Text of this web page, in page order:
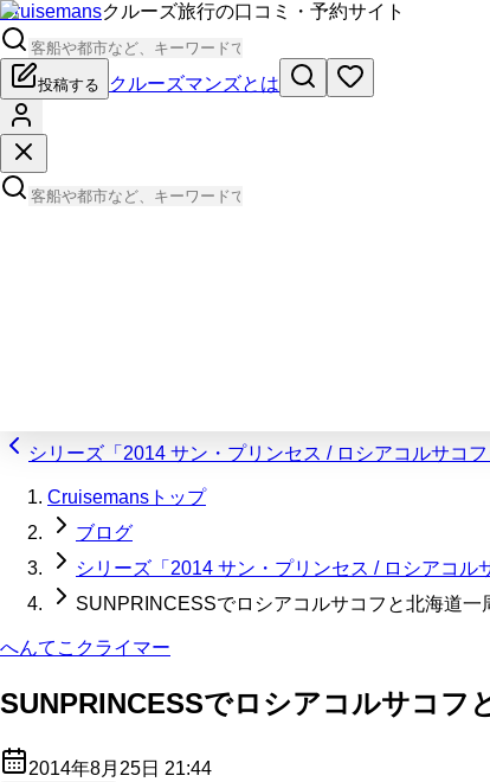
Cruisemansクルーズ旅行の口コミ・予約サイト
投稿する クルーズマンズとは
シリーズ「2014 サン・プリンセス / ロシアコルサコ
Cruisemansトップ
ブログ
シリーズ「2014 サン・プリンセス / ロシアコル
SUNPRINCESSでロシアコルサコフと北海道
へんてこクライマー
SUNPRINCESSでロシアコルサコフ
2014年8月25日 21:44